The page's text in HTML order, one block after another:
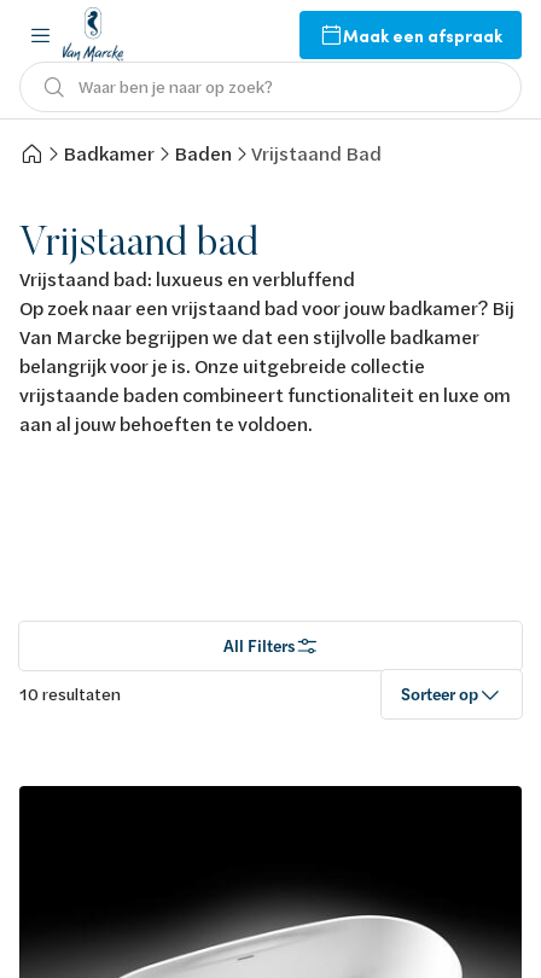
Maak een afspraak
Waar ben je naar op zoek?
Badkamer Baden Vrijstaand Bad
Vrijstaand bad
Vrijstaand bad: luxueus en verbluffend
Op zoek naar een vrijstaand bad voor jouw badkamer? Bij
Van Marcke begrijpen we dat een stijlvolle badkamer
belangrijk voor je is. Onze uitgebreide collectie
vrijstaande baden combineert functionaliteit en luxe om
aan al jouw behoeften te voldoen.
All Filters
10 resultaten Sorteer op